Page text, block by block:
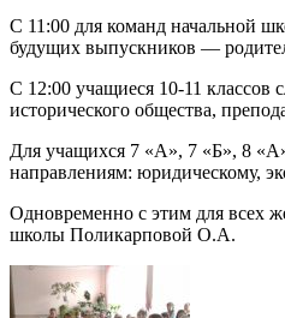
С 11:00 для команд начальной
будущих выпускников —
С 12:00 учащиеся 10-11
исторического общества,
Для учащихся 7 «А», 7 «Б», 8
направлениям: юридическому,
Одновременно с этим для всех
школы Поликарповой О.А.